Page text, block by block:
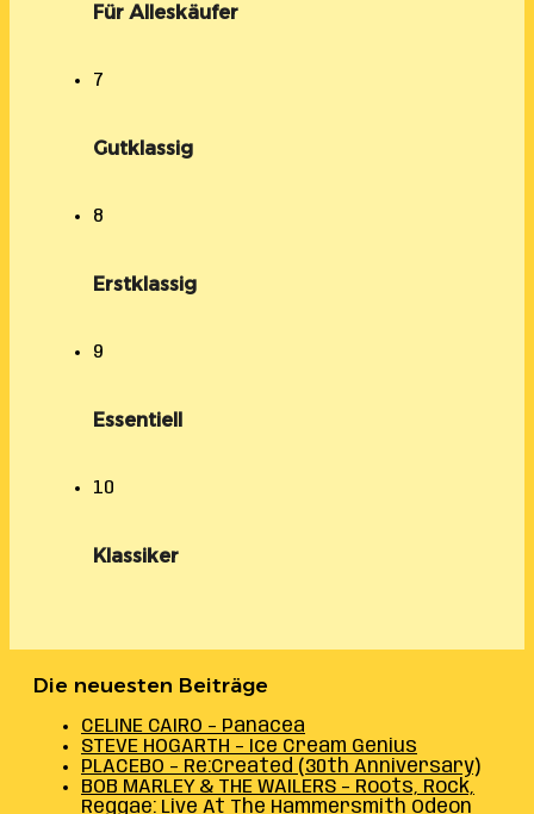
Für Alleskäufer
7
Gutklassig
8
Erstklassig
9
Essentiell
10
Klassiker
Die neuesten Beiträge
CELINE CAIRO – Panacea
STEVE HOGARTH – Ice Cream Genius
PLACEBO – Re:Created (30th Anniversary)
BOB MARLEY & THE WAILERS – Roots, Rock,
Reggae: Live At The Hammersmith Odeon